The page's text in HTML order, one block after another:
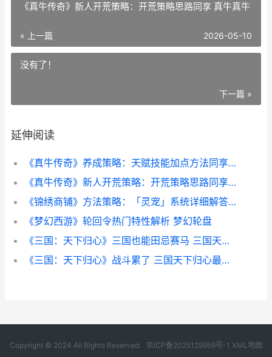
《真牛传奇》新人开荒策略：开荒策略思路同享 真牛真牛
« 上一篇 2026-05-10
没有了！
下一篇 »
延伸阅读
《真牛传奇》养成策略：天赋技能加点方法同享 真牛官方网站
《真牛传奇》新人开荒策略：开荒策略思路同享 真牛真牛
《锦绣商铺》方法策略：「灵宠」系统详细解答 锦绣商业街
《梦幻西游》轮回令热门特性解析 梦幻轮盘
《三国：天下归心》三国也能田忌赛马 三国天下归心阵容推荐
《三国：天下归心》战斗累了 三国天下归心最强阵容
Copyright © 2024 All Rights Reserved. 京ICP备2025129959号-1 XML地图